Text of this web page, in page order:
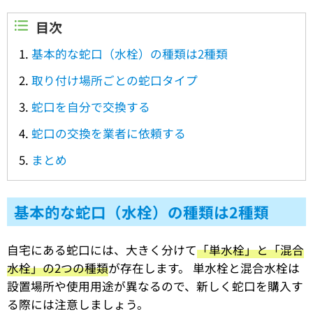
目次
基本的な蛇口（水栓）の種類は2種類
取り付け場所ごとの蛇口タイプ
蛇口を自分で交換する
蛇口の交換を業者に依頼する
まとめ
基本的な蛇口（水栓）の種類は2種類
自宅にある蛇口には、大きく分けて「単水栓」と「混合
水栓」の2つの種類が存在します。 単水栓と混合水栓は
設置場所や使用用途が異なるので、新しく蛇口を購入す
る際には注意しましょう。